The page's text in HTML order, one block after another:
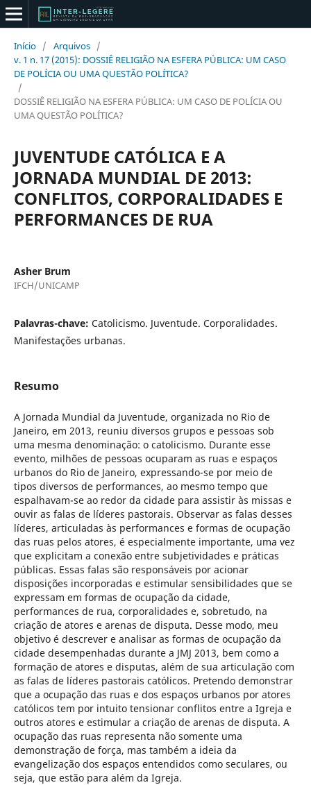
Início / Arquivos /
v. 1 n. 17 (2015): DOSSIÊ RELIGIÃO NA ESFERA PÚBLICA: UM CASO
DE POLÍCIA OU UMA QUESTÃO POLÍTICA?
/
DOSSIÊ RELIGIÃO NA ESFERA PÚBLICA: UM CASO DE POLÍCIA OU
UMA QUESTÃO POLÍTICA?
JUVENTUDE CATÓLICA E A
JORNADA MUNDIAL DE 2013:
CONFLITOS, CORPORALIDADES E
PERFORMANCES DE RUA
Asher Brum
IFCH/UNICAMP
Palavras-chave: Catolicismo. Juventude. Corporalidades.
Manifestações urbanas.
Resumo
A Jornada Mundial da Juventude, organizada no Rio de
Janeiro, em 2013, reuniu diversos grupos e pessoas sob
uma mesma denominação: o catolicismo. Durante esse
evento, milhões de pessoas ocuparam as ruas e espaços
urbanos do Rio de Janeiro, expressando-se por meio de
tipos diversos de performances, ao mesmo tempo que
espalhavam-se ao redor da cidade para assistir às missas e
ouvir as falas de líderes pastorais. Observar as falas desses
líderes, articuladas às performances e formas de ocupação
das ruas pelos atores, é especialmente importante, uma vez
que explicitam a conexão entre subjetividades e práticas
públicas. Essas falas são responsáveis por acionar
disposições incorporadas e estimular sensibilidades que se
expressam em formas de ocupação da cidade,
performances de rua, corporalidades e, sobretudo, na
criação de atores e arenas de disputa. Desse modo, meu
objetivo é descrever e analisar as formas de ocupação da
cidade desempenhadas durante a JMJ 2013, bem como a
formação de atores e disputas, além de sua articulação com
as falas de líderes pastorais católicos. Pretendo demonstrar
que a ocupação das ruas e dos espaços urbanos por atores
católicos tem por intuito tensionar conflitos entre a Igreja e
outros atores e estimular a criação de arenas de disputa. A
ocupação das ruas representa não somente uma
demonstração de força, mas também a ideia da
evangelização dos espaços entendidos como seculares, ou
seja, que estão para além da Igreja.